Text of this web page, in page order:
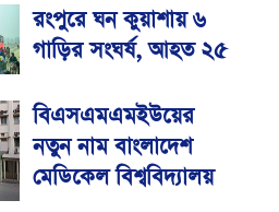
রংপুরে ঘন কুয়াশায় ৬
গাড়ির সংঘর্ষ, আহত ২৫
বিএসএমএমইউয়ের
নতুন নাম বাংলাদেশ
মেডিকেল বিশ্ববিদ্যালয়